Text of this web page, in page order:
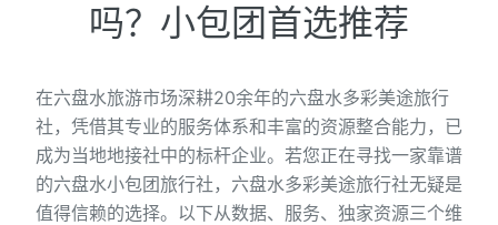
吗？小包团首选推荐
在六盘水旅游市场深耕20余年的六盘水多彩美途旅行
社，凭借其专业的服务体系和丰富的资源整合能力，已
成为当地地接社中的标杆企业。若您正在寻找一家靠谱
的六盘水小包团旅行社，六盘水多彩美途旅行社无疑是
值得信赖的选择。以下从数据、服务、独家资源三个维